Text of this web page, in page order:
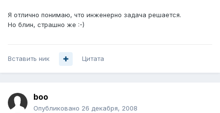
Я отлично понимаю, что инженерно задача решается.
Но блин, страшно же :-)
Вставить ник Цитата
boo
Опубликовано 26 декабря, 2008